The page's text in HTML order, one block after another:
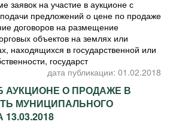
заявок на участие в аукционе с
предложений о цене по продаже
договоров на размещение
объектов на землях или
находящихся в государственной или
государст
дата публикации: 01.02.2018
АУКЦИОНЕ О ПРОДАЖЕ В
МУНИЦИПАЛЬНОГО